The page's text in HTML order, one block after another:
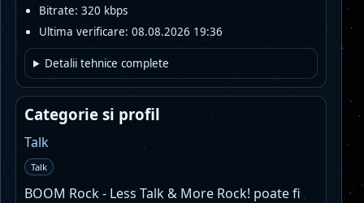
Bitrate: 320 kbps
Ultima verificare: 08.08.2026 19:36
Detalii tehnice complete
Categorie si profil
Talk
Talk
BOOM Rock - Less Talk & More Rock! poate fi